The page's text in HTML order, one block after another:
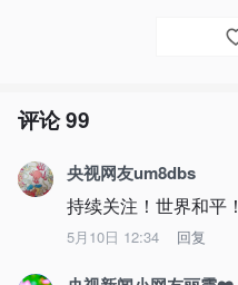
评论99
央视网友um8dbs
持续关注！世界和平！
5月10日 12:34 回复